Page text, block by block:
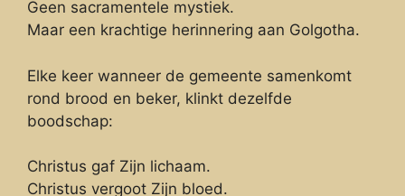
Geen sacramentele mystiek.
Maar een krachtige herinnering aan Golgotha.
Elke keer wanneer de gemeente samenkomt
rond brood en beker, klinkt dezelfde
boodschap:
Christus gaf Zijn lichaam.
Christus vergoot Zijn bloed.